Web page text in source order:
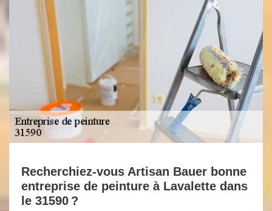
Recherchiez-vous Artisan Bauer bonne
entreprise de peinture à Lavalette dans
le 31590 ?